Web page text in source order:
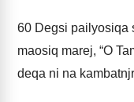
60 Degsi pailyosiqa
maosiq marej, “O
deqa ni na